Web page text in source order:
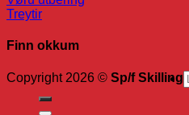
Treytir
Finn okkum
Copyright 2026 © Sp/f Skilling